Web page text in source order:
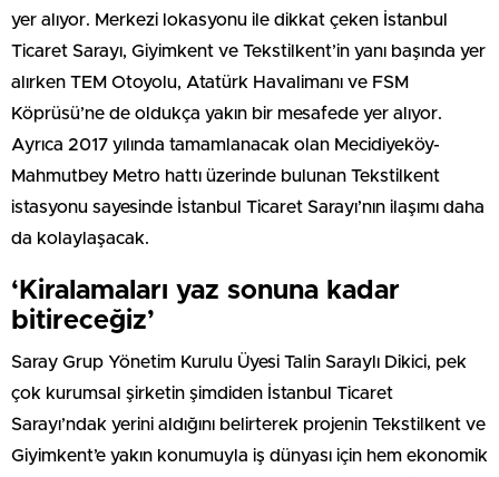
yer alıyor. Merkezi lokasyonu ile dikkat çeken İstanbul
Ticaret Sarayı, Giyimkent ve Tekstilkent’in yanı başında yer
alırken TEM Otoyolu, Atatürk Havalimanı ve FSM
Köprüsü’ne de oldukça yakın bir mesafede yer alıyor.
Ayrıca 2017 yılında tamamlanacak olan Mecidiyeköy-
Mahmutbey Metro hattı üzerinde bulunan Tekstilkent
istasyonu sayesinde İstanbul Ticaret Sarayı’nın ilaşımı daha
da kolaylaşacak.
‘Kiralamaları yaz sonuna kadar
bitireceğiz’
Saray Grup Yönetim Kurulu Üyesi Talin Saraylı Dikici, pek
çok kurumsal şirketin şimdiden İstanbul Ticaret
Sarayı’ndak yerini aldığını belirterek projenin Tekstilkent ve
Giyimkent’e yakın konumuyla iş dünyası için hem ekonomik